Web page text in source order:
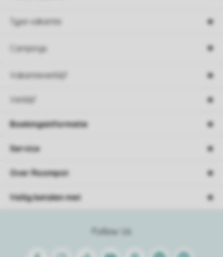
Type vakantie
Campings
Vakantieverblijf
Verblijf
Follow Us
FacebookInstagram
Tiktok Youtube PinterestLinkedinSpotify
Boekingsinformatie
Service
Over Roompot
Veilig betalen met